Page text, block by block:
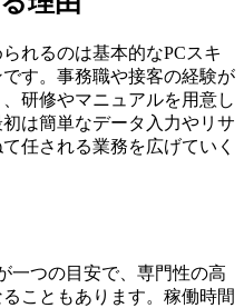
れるのは基本的なPCスキ
す。事務職や接客の経験が
研修やマニュアルを用意し
は簡単なデータ入力やリサ
任される業務を広げていく
一つの目安で、専門性の高
こともあります。稼働時間